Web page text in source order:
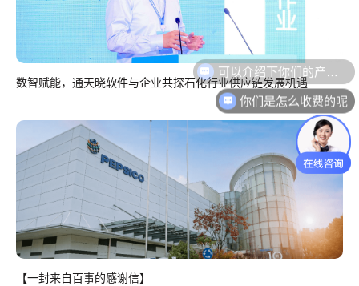
数智赋能，通天晓软件与企业共探石化行业供应链发展机遇
【一封来自百事的感谢信】
你们是怎么收费的呢